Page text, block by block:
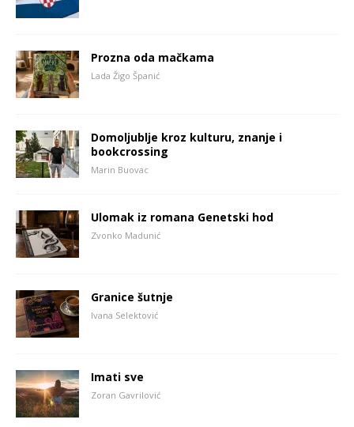
Prozna oda mačkama
Lada Žigo Španić
Domoljublje kroz kulturu, znanje i
bookcrossing
Marin Buovac
Ulomak iz romana Genetski hod
Zvonko Madunić
Granice šutnje
Ivana Selektović
Imati sve
Zoran Gavrilović